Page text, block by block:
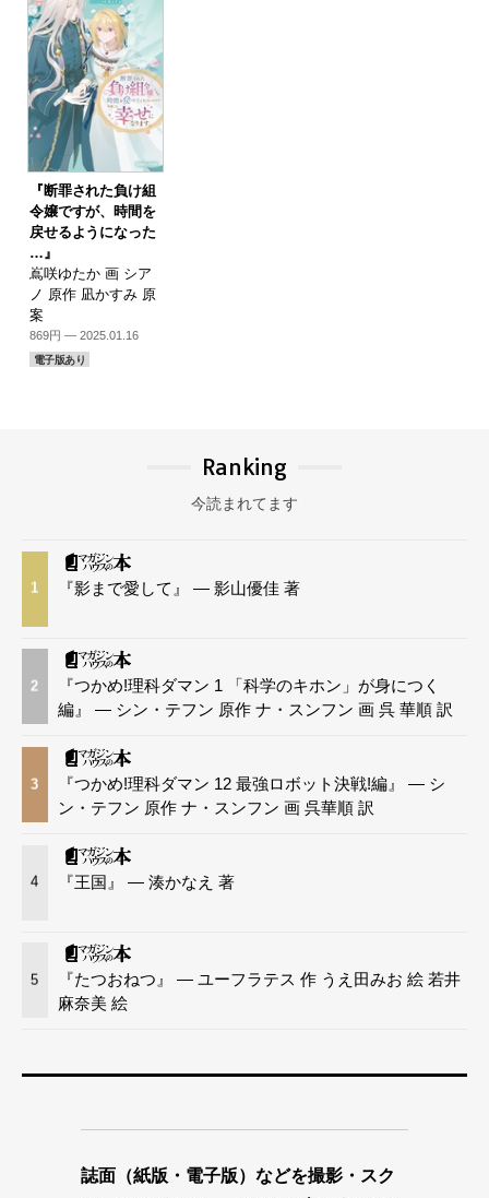
『断罪された負け組
令嬢ですが、時間を
戻せるようになった
…』
嶌咲ゆたか 画 シア
ノ 原作 凪かすみ 原
案
869円 — 2025.01.16
電子版あり
Ranking
今読まれてます
1 『影まで愛して』 — 影山優佳 著
2
『つかめ!理科ダマン 1 「科学のキホン」が身につく
編』 — シン・テフン 原作 ナ・スンフン 画 呉 華順 訳
3
『つかめ!理科ダマン 12 最強ロボット決戦!編』 — シ
ン・テフン 原作 ナ・スンフン 画 呉華順 訳
4 『王国』 — 湊かなえ 著
5
『たつおねつ』 — ユーフラテス 作 うえ田みお 絵 若井
麻奈美 絵
誌面（紙版・電子版）などを撮影・スク